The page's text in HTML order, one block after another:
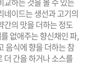
네이드는 생선과 고기의
간의 맛을 더하는 정도
없애주는 향신채인 파,
음식에 향을 더하는 참
더 간을 하거나 소스를